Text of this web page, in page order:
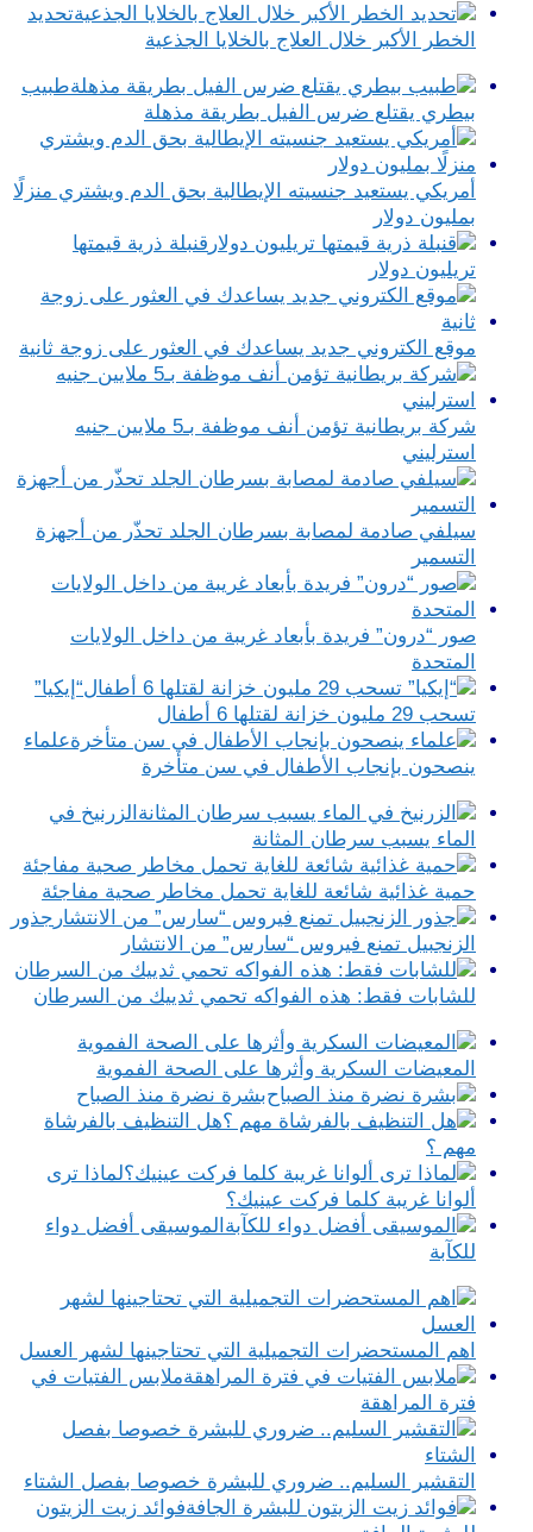
تحديد
الخطر الأكبر خلال العلاج بالخلايا الجذعية
طبيب
بيطري يقتلع ضرس الفيل بطريقة مذهلة
أمريكي يستعيد جنسيته الإيطالية بحق الدم ويشتري منزلًا
بمليون دولار
قنبلة ذرية قيمتها
تريليون دولار
موقع الكتروني جديد يساعدك في العثور على زوجة ثانية
شركة بريطانية تؤمن أنف موظفة بـ5 ملايين جنيه
استرليني
سيلفي صادمة لمصابة بسرطان الجلد تحذّر من أجهزة
التسمير
صور “درون” فريدة بأبعاد غريبة من داخل الولايات
المتحدة
“إيكيا”
تسحب 29 مليون خزانة لقتلها 6 أطفال
علماء
ينصحون بإنجاب الأطفال في سن متأخرة
الزرنيخ في
الماء يسبب سرطان المثانة
حمية غذائية شائعة للغاية تحمل مخاطر صحية مفاجئة
جذور
الزنجبيل تمنع فيروس “سارس” من الانتشار
للشابات فقط: هذه الفواكه تحمي ثدييك من السرطان
المعيضات السكرية وأثرها على الصحة الفموية
بشرة نضرة منذ الصباح
هل التنظيف بالفرشاة
مهم ؟
لماذا ترى
ألوانا غريبة كلما فركت عينيك؟
الموسيقى أفضل دواء
للكآبة
اهم المستحضرات التجميلية التي تحتاجينها لشهر العسل
ملابس الفتيات في
فترة المراهقة
التقشير السليم.. ضروري للبشرة خصوصا بفصل الشتاء
فوائد زيت الزيتون